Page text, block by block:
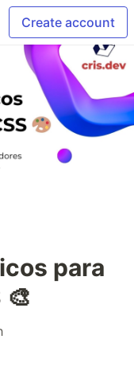
Create account
para